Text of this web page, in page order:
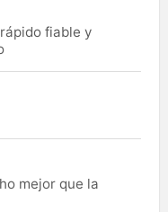
fiable y
mejor que la